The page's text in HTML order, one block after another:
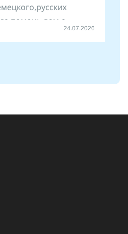
помочь вам с
сопровожу
24.07.2026